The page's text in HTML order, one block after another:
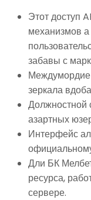
Этот доступ
механизмов
забавы с
Междумордие
зеркала
Должностной
азартных
Интерфейс
Дли БК
ресурса,
сервере.